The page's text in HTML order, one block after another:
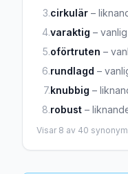
3.cirkulär –
4.varaktig –
5.oförtruten –
6.rundlagd –
7.knubbig –
8.robust –
Visar 8 av 40